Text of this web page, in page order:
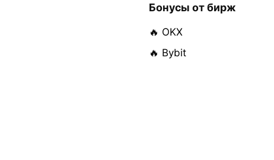
Бонусы от бирж
🔥 OKX
🔥 Bybit